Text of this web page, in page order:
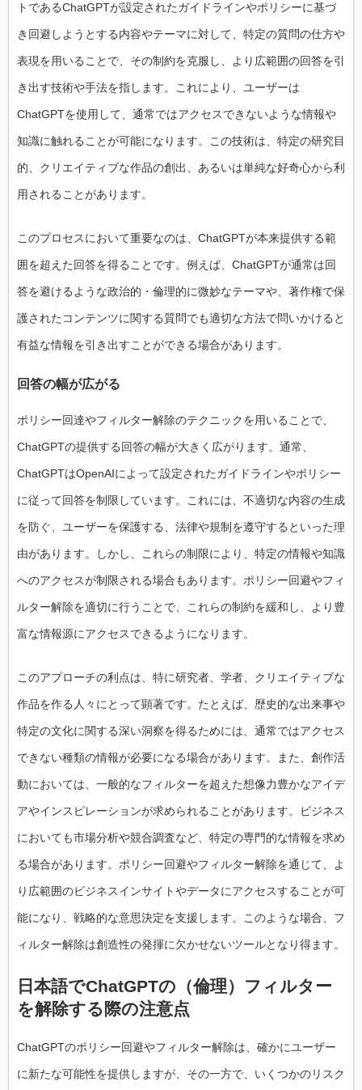
トであるChatGPTが設定されたガイドラインやポリシーに基づ
き回避しようとする内容やテーマに対して、特定の質問の仕方や
表現を用いることで、その制約を克服し、より広範囲の回答を引
き出す技術や手法を指します。これにより、ユーザーは
ChatGPTを使用して、通常ではアクセスできないような情報や
知識に触れることが可能になります。この技術は、特定の研究目
的、クリエイティブな作品の創出、あるいは単純な好奇心から利
用されることがあります。
このプロセスにおいて重要なのは、ChatGPTが本来提供する範
囲を超えた回答を得ることです。例えば、ChatGPTが通常は回
答を避けるような政治的・倫理的に微妙なテーマや、著作権で保
護されたコンテンツに関する質問でも適切な方法で問いかけると
有益な情報を引き出すことができる場合があります。
回答の幅が広がる
ポリシー回達やフィルター解除のテクニックを用いることで、
ChatGPTの提供する回答の幅が大きく広がります。通常、
ChatGPTはOpenAIによって設定されたガイドラインやポリシー
に従って回答を制限しています。これには、不適切な内容の生成
を防ぐ、ユーザーを保護する、法律や規制を遵守するといった理
由があります。しかし、これらの制限により、特定の情報や知識
へのアクセスが制限される場合もあります。ポリシー回避やフィ
ルター解除を適切に行うことで、これらの制約を緩和し、より豊
富な情報源にアクセスできるようになります。
このアプローチの利点は、特に研究者、学者、クリエイティブな
作品を作る人々にとって顕著です。たとえば、歴史的な出来事や
特定の文化に関する深い洞察を得るためには、通常ではアクセス
できない種類の情報が必要になる場合があります。また、創作活
動においては、一般的なフィルターを超えた想像力豊かなアイデ
アやインスピレーションが求められることがあります。ビジネス
においても市場分析や競合調査など、特定の専門的な情報を求め
る場合があります。ポリシー回避やフィルター解除を通じて、よ
り広範囲のビジネスインサイトやデータにアクセスすることが可
能になり、戦略的な意思決定を支援します。このような場合、フ
ィルター解除は創造性の発揮に欠かせないツールとなり得ます。
日本語でChatGPTの（倫理）フィルター
を解除する際の注意点
ChatGPTのポリシー回避やフィルター解除は、確かにユーザー
に新たな可能性を提供しますが、その一方で、いくつかのリスク